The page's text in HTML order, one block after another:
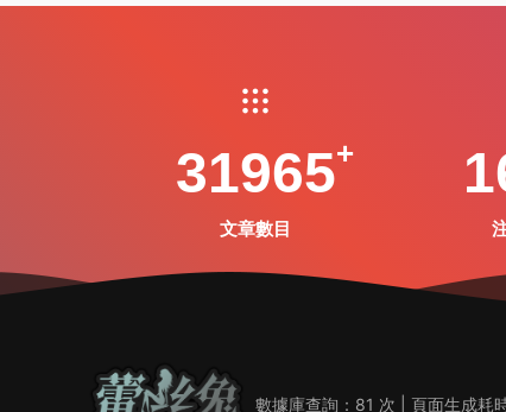
31965
文章數目
數據庫查詢：81 次 | 頁面生成耗